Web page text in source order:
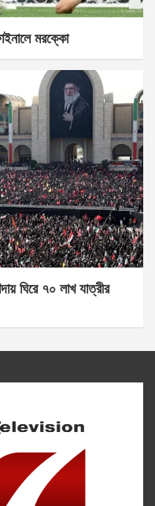
মরক্কো
ঘিরে ৭০ লাখ যাত্রীর